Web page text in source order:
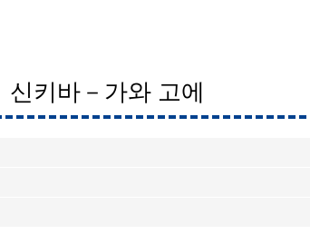
신키바－가와 고에